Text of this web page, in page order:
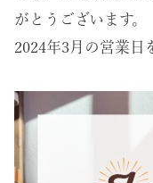
がとうございます。
2024年3月の営業日